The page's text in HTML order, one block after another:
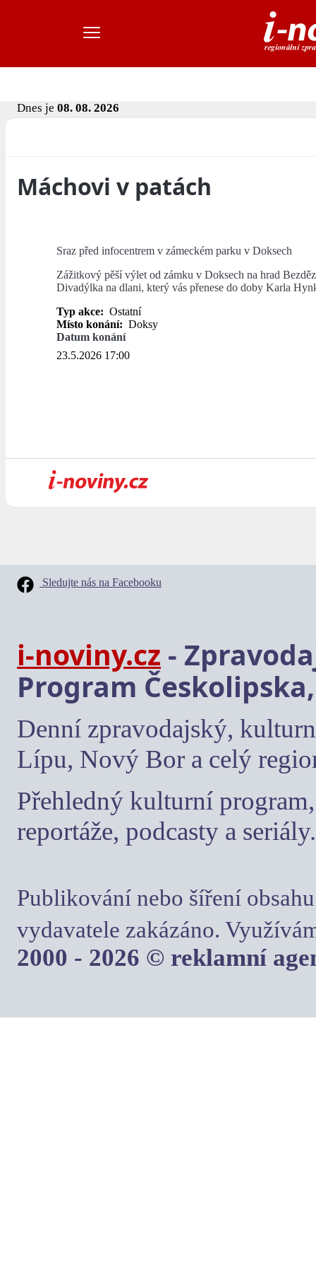
Dnes je 08. 08. 2026
Máchovi v patách
Sraz před infocentrem v zámeckém parku v Doksech
Zážitkový pěší výlet od zámku v Doksech na hrad
Divadýlka na dlani, který vás přenese do doby Karla
Typ akce: Ostatní
Místo konání: Doksy
Datum konání
23.5.2026 17:00
Sledujte nás na Facebooku
i-noviny.cz -
Program
Denní zpravodajský,
Lípu, Nový Bor a celý
Přehledný kulturní
reportáže, podcasty a seriály.
Publikování nebo šíření
vydavatele zakázáno.
2000 - 2026 © reklamní